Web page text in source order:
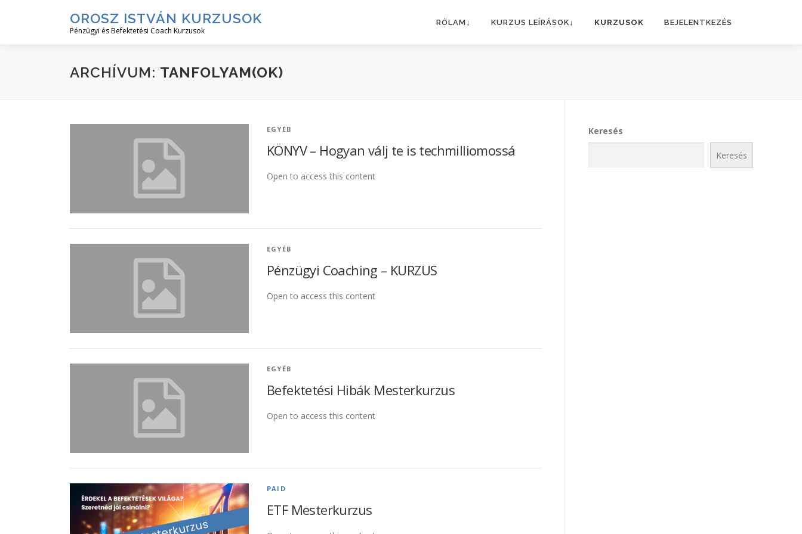
OROSZ ISTVÁN KURZUSOK
Pénzügyi és Befektetési Coach Kurzusok
RÓLAM↓ KURZUS LEÍRÁSOK↓ KURZUSOK BEJELENTKEZÉS
ARCHÍVUM: TANFOLYAM(OK)
EGYÉB
KÖNYV – Hogyan válj te is techmilliomossá
Open to access this content
EGYÉB
Pénzügyi Coaching – KURZUS
Open to access this content
EGYÉB
Befektetési Hibák Mesterkurzus
Open to access this content
PAID
ETF Mesterkurzus
Keresés
Keresés